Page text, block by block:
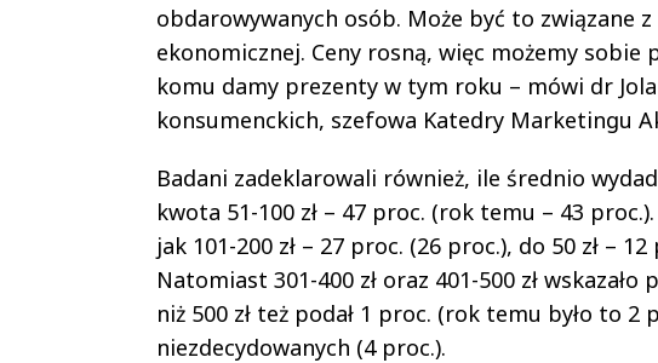
obdarowywanych osób. Może być to związane
ekonomicznej. Ceny rosną, więc możemy
komu damy prezenty w tym roku – mówi dr
konsumenckich, szefowa Katedry Marketingu
Badani zadeklarowali również, ile średnio
kwota 51-100 zł – 47 proc. (rok temu – 43
jak 101-200 zł – 27 proc. (26 proc.), do 50 zł –
Natomiast 301-400 zł oraz 401-500 zł
niż 500 zł też podał 1 proc. (rok temu było to
niezdecydowanych (4 proc.).